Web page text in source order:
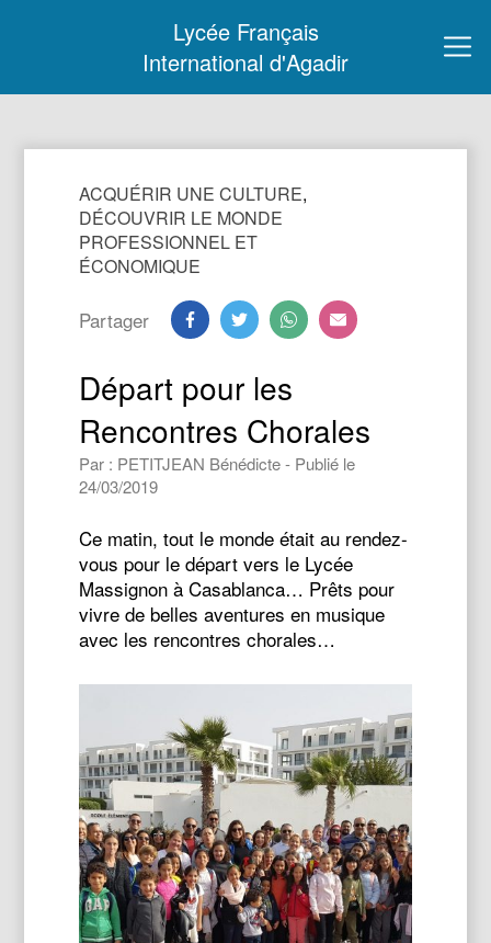
Lycée Français
International d'Agadir
ACQUÉRIR UNE CULTURE,
DÉCOUVRIR LE MONDE
PROFESSIONNEL ET
ÉCONOMIQUE
Partager
Départ pour les
Rencontres Chorales
Par : PETITJEAN Bénédicte - Publié le
24/03/2019
Ce matin, tout le monde était au rendez-
vous pour le départ vers le Lycée
Massignon à Casablanca… Prêts pour
vivre de belles aventures en musique
avec les rencontres chorales…